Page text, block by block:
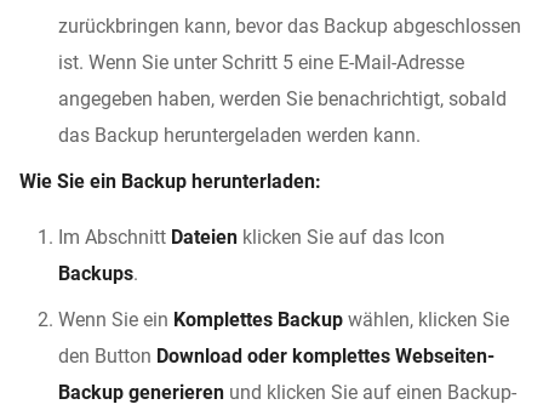
zurückbringen kann, bevor das Backup abgeschlossen
ist. Wenn Sie unter Schritt 5 eine E-Mail-Adresse
angegeben haben, werden Sie benachrichtigt, sobald
das Backup heruntergeladen werden kann.
Wie Sie ein Backup herunterladen:
Im Abschnitt Dateien klicken Sie auf das Icon
Backups.
Wenn Sie ein Komplettes Backup wählen, klicken Sie
den Button Download oder komplettes Webseiten-
Backup generieren und klicken Sie auf einen Backup-